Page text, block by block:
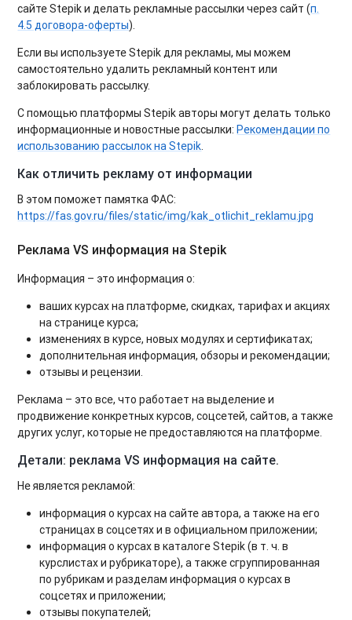
сайте Stepik и делать рекламные рассылки через сайт (п.
4.5 договора-оферты).
Если вы используете Stepik для рекламы, мы можем
самостоятельно удалить рекламный контент или
заблокировать рассылку.
С помощью платформы Stepik авторы могут делать только
информационные и новостные рассылки:Рекомендации по
использованию рассылок на Stepik.
Как отличить рекламу от информации
В этом поможет памятка ФАС:
https://fas.gov.ru/files/static/img/kak_otlichit_reklamu.jpg
Реклама VS информация на Stepik
Информация – это информация о:
ваших курсах на платформе, скидках, тарифах и акциях
на странице курса;
изменениях в курсе, новых модулях и сертификатах;
дополнительная информация, обзоры и рекомендации;
отзывы и рецензии.
Реклама – это все, что работает на выделение и
продвижение конкретных курсов, соцсетей, сайтов, а также
других услуг, которые не предоставляются на платформе.
Детали: реклама VS информация на сайте.
Не является рекламой:
информация о курсах на сайте автора, а также на его
страницах в соцсетях и в официальном приложении;
информация о курсах в каталоге Stepik (в т. ч. в
курслистах и рубрикаторе), а также сгруппированная
по рубрикам и разделам информация о курсах в
соцсетях и приложении;
отзывы покупателей;